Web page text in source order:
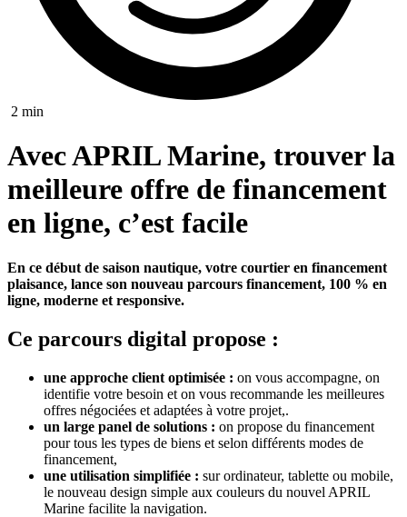
2 min
Avec APRIL Marine, trouverla
meilleure offre de financement
en ligne, c’est facile
En ce début de saison nautique, votre courtier en financement
plaisance, lance son nouveau parcours financement, 100 % en
ligne, moderne et responsive.
Ce parcours digital propose :
une approche client optimisée : on vous accompagne, on
identifie votre besoin et on vous recommande les meilleures
offres négociées et adaptées à votre projet,.
un large panel de solutions : on propose du financement
pour tous les types de biens et selon différents modes de
financement,
une utilisation simplifiée : sur ordinateur, tablette ou mobile,
le nouveau design simple aux couleurs du nouvel APRIL
Marine facilite la navigation.